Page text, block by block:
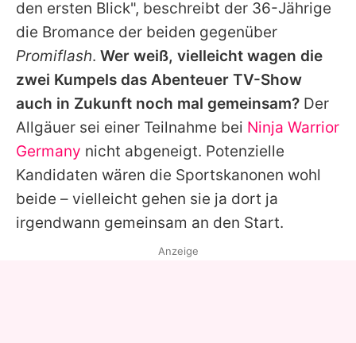
den ersten Blick", beschreibt der 36-Jährige
die Bromance der beiden gegenüber
Promiflash. Wer weiß, vielleicht wagen die
zwei Kumpels das Abenteuer TV-Show
auch in Zukunft noch mal gemeinsam? Der
Allgäuer sei einer Teilnahme bei Ninja Warrior
Germany nicht abgeneigt. Potenzielle
Kandidaten wären die Sportskanonen wohl
beide – vielleicht gehen sie ja dort ja
irgendwann gemeinsam an den Start.
Anzeige